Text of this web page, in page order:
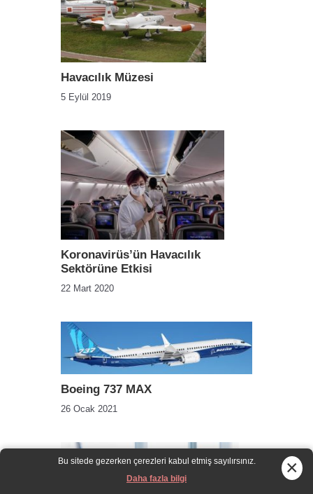
Havacılık Müzesi
5 Eylül 2019
Koronavirüs’ün Havacılık
Sektörüne Etkisi
22 Mart 2020
Boeing 737 MAX
26 Ocak 2021
Bu sitede gezerken çerezleri kabul etmiş sayılırsınız.
Daha fazla bilgi
×